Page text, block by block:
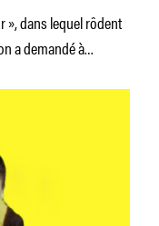
», dans lequel rôdent
a demandé à